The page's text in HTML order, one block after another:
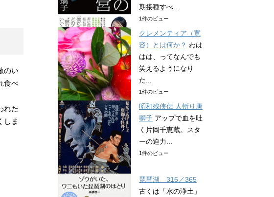
のい
食べ
れた
しま
期接種すべ...
1件のビュー
クレメンティア（寛
容）とは何か？ わは
はは、ってなんでも
笑えるようになり
た...
1件のビュー
昭和残侠伝 人斬り唐
獅子 アップで血を吐
く片岡千恵蔵。スタ
ーの迫力...
1件のビュー
琵琶湖 316／365
古くは「水の浄土」